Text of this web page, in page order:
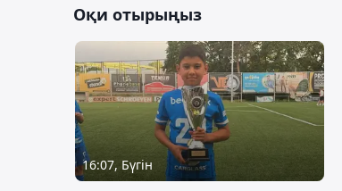
Оқи отырыңыз
16:07, Бүгін